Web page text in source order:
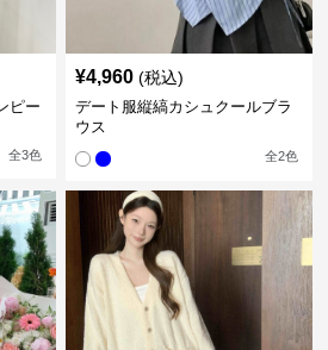
ピー
全3色
¥4,960 (税込)
デート服縦縞カシュクールブラ
ウス
全2色